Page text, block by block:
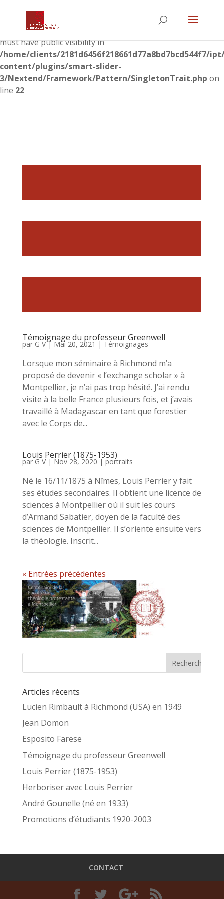
: The magic method
Nextend\Framework\Pattern\SingletonTrait::__wakeup()
must have public visibility in
/home/clients/2181d6456f218661d77a8bd7bcd544f7/
content/plugins/smart-slider-
3/Nextend/Framework/Pattern/SingletonTrait.php on
line 22
Témoignage du professeur Greenwell
par G V| Mai 20, 2021 | Témoignages
Lorsque mon séminaire à Richmond m’a
proposé de devenir « l’exchange scholar » à
Montpellier, je n’ai pas trop hésité. J’ai rendu
visite à la belle France plusieurs fois, et j’avais
travaillé à Madagascar en tant que forestier
avec le Corps de...
Louis Perrier (1875-1953)
par G V| Nov 28, 2020 | portraits
Né le 16/11/1875 à Nîmes, Louis Perrier y fait
ses études secondaires. Il obtient une licence de
sciences à Montpellier où il suit les cours
d’Armand Sabatier, doyen de la faculté des
sciences de Montpellier. Il s’oriente ensuite vers
la théologie. Inscrit...
« Entrées précédentes
Articles récents
Lucien Rimbault à Richmond (USA) en 1949
Jean Domon
Esposito Farese
Témoignage du professeur Greenwell
Louis Perrier (1875-1953)
Herboriser avec Louis Perrier
André Gounelle (né en 1933)
Promotions d’étudiants 1920-2003
CONTACT